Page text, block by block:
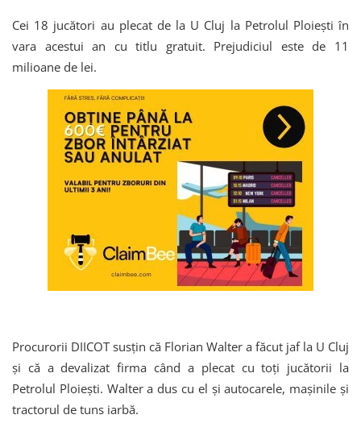
Cei 18 jucători au plecat de la U Cluj la Petrolul Ploiești în
vara acestui an cu titlu gratuit. Prejudiciul este de 11
milioane de lei.
Procurorii DIICOT susțin că Florian Walter a făcut jaf la U Cluj
și că a devalizat firma când a plecat cu toți jucătorii la
Petrolul Ploiești. Walter a dus cu el și autocarele, mașinile și
tractorul de tuns iarbă.